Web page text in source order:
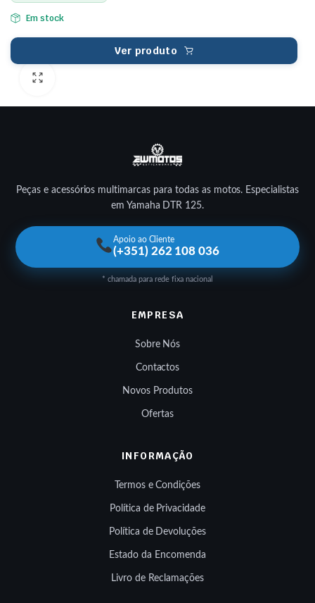
Em stock
Ver produto
Peças e acessórios multimarcas para todas as motos. Especialistas
em Yamaha DTR 125.
Apoio ao Cliente
(+351) 262 108 036
* chamada para rede fixa nacional
EMPRESA
Sobre Nós
Contactos
Novos Produtos
Ofertas
INFORMAÇÃO
Termos e Condições
Política de Privacidade
Política de Devoluções
Estado da Encomenda
Livro de Reclamações